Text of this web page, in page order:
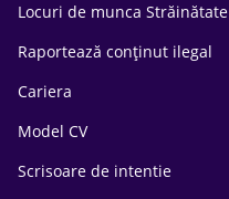
Locuri de munca Străinătate
Raportează conținut ilegal
Cariera
Model CV
Scrisoare de intentie